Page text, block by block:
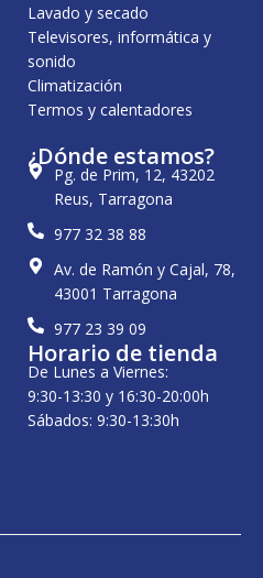
Lavado y secado
Televisores, informática y
sonido
Climatización
Termos y calentadores
¿Dónde estamos?
Pg. de Prim, 12, 43202
Reus, Tarragona
977 32 38 88
Av. de Ramón y Cajal, 78,
43001 Tarragona
977 23 39 09
Horario de tienda
De Lunes a Viernes:
9:30-13:30 y 16:30-20:00h
Sábados: 9:30-13:30h